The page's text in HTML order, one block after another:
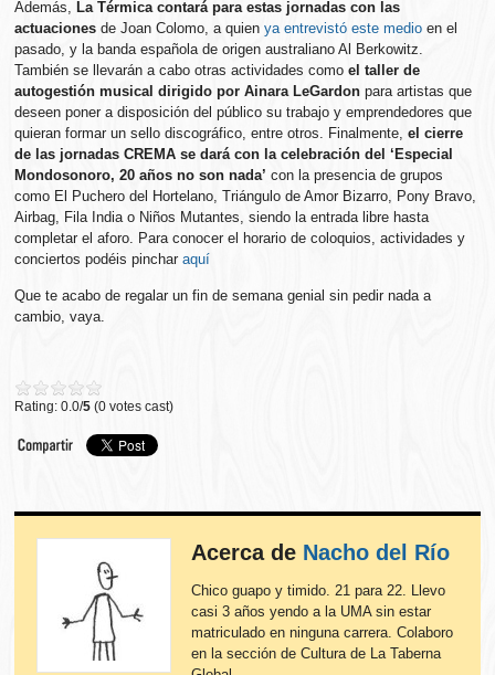
Además, La Térmica contará para estas jornadas con las
actuaciones de Joan Colomo, a quienya entrevistó este medio en el
pasado, y la banda española de origen australiano Al Berkowitz.
También se llevarán a cabo otras actividades comoel taller de
autogestión musical dirigido por Ainara LeGardon para artistas que
deseen poner a disposición del público su trabajo y emprendedores que
quieran formar un sello discográfico, entre otros. Finalmente,el cierre
de las jornadas CREMA se dará con la celebración del ‘Especial
Mondosonoro, 20 años no son nada’ con la presencia de grupos
como El Puchero del Hortelano, Triángulo de Amor Bizarro, Pony Bravo,
Airbag, Fila India o Niños Mutantes, siendo la entrada libre hasta
completar el aforo. Para conocer el horario de coloquios, actividades y
conciertos podéis pincharaquí
Que te acabo de regalar un fin de semana genial sin pedir nada a
cambio, vaya.
Rating: 0.0/5 (0 votes cast)
Acerca de Nacho del Río
Chico guapo y timido. 21 para 22. Llevo
casi 3 años yendo a la UMA sin estar
matriculado en ninguna carrera. Colaboro
en la sección de Cultura de La Taberna